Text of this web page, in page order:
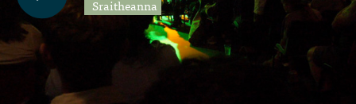
Sraitheanna